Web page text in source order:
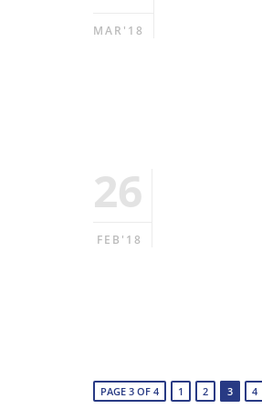
MAR'18
26
FEB'18
PAGE 3 OF 4 1 2 3 4